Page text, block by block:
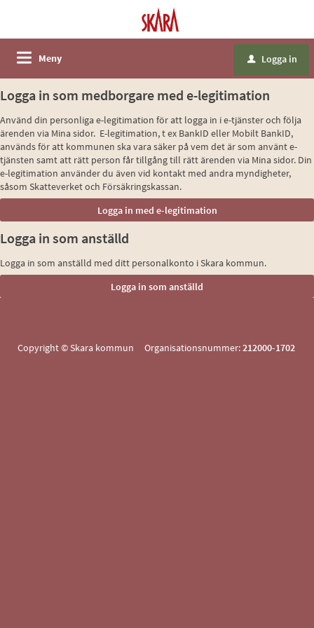
Meny u Logga in
Logga in som medborgare med e-legitimation
Använd din personliga e-legitimation för att logga in i e-tjänster och följa
ärenden via Mina sidor. E-legitimation, t ex BankID eller Mobilt BankID,
används för att kommunen ska vara säker på vem det är som använt e-
tjänsten samt att rätt person får tillgång till rätt ärenden via Mina sidor. Din
e-legitimation använder du även vid kontakt med andra myndigheter,
såsom Skatteverket och Försäkringskassan.
Logga in som anställd
Logga in som anställd med ditt personalkonto i Skara kommun.
Copyright © Skara kommun Organisationsnummer:212000-1702